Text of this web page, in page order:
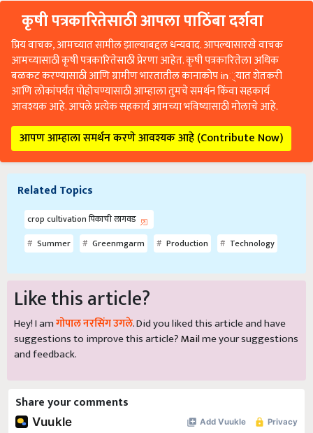
कृषी पत्रकारितेसाठी आपला पाठिंबा दर्शवा
प्रिय वाचक, आमच्यात सामील झाल्याबद्दल धन्यवाद. आपल्यासारखे वाचक
आमच्यासाठी कृषी पत्रकारितेसाठी प्रेरणा आहेत. कृषी पत्रकारितेला अधिक
बळकट करण्यासाठी आणि ग्रामीण भारतातील कानाकोप in्यात शेतकरी
आणि लोकांपर्यंत पोहोचण्यासाठी आम्हाला तुमचे समर्थन किंवा सहकार्य
आवश्यक आहे. आपले प्रत्येक सहकार्य आमच्या भविष्यासाठी मोलाचे आहे.
आपण आम्हाला समर्थन करणे आवश्यक आहे (Contribute Now)
Related Topics
crop cultivation पिकाची लागवड
Summer
Greenmgarm Production Technology
Like this article?
Hey! I amगोपाल नरसिंग उगले. Did you liked this article and have
suggestions to improve this article?Mailme your suggestions
and feedback.
Share your comments